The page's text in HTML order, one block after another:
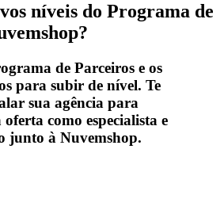
níveis do Programa de
de Parceiros e os
para subir de nível. Te
sua agência para
como especialista e
junto à Nuvemshop.